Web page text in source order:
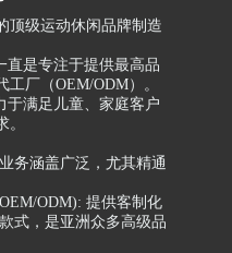
顶级运动休闲品牌制造
直是专注于提供最高品
厂（OEM/ODM）。
于满足儿童、家庭客户
务涵盖广泛，尤其精通
ODM): 提供客制化
式，是亚洲众多高级品